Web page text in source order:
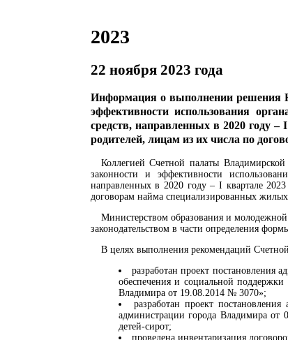
2023
22 ноября 2023 года
Информация о выполнении решения
эффективности использования
средств, направленных в 2020 году
родителей, лицам из их числа по
Коллегией Счетной палаты
законности и эффективности
направленных в 2020 году – I квартале
договорам найма специализированных
Министерством образования и молодежной
законодательством в части определения
В целях выполнения рекомендаций
разработан проект постановления
обеспечения и социальной
Владимира от 19.08.2014 № 3070»;
разработан проект
администрации города Владимира
детей-сирот;
проведена инвентаризация